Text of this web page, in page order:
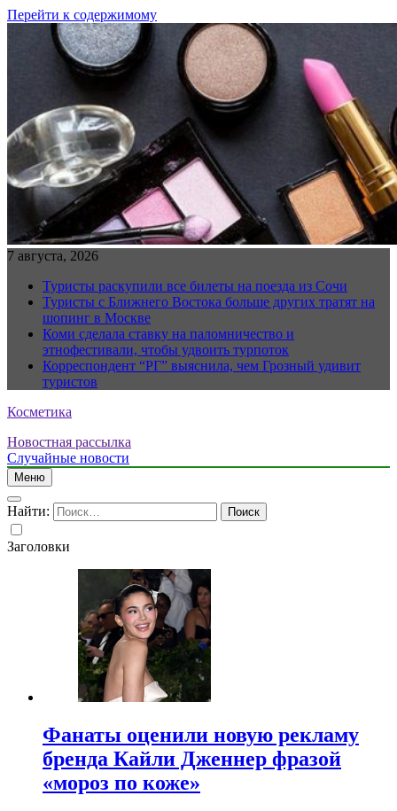
Перейти к содержимому
7 августа, 2026
Туристы раскупили все билеты на поезда из Сочи
Туристы с Ближнего Востока больше других тратят на
шопинг в Москве
Коми сделала ставку на паломничество и
этнофестивали, чтобы удвоить турпоток
Корреспондент “РГ” выяснила, чем Грозный удивит
туристов
Косметика
Новостная рассылка
Случайные новости
Меню
Найти:
Заголовки
Фанаты оценили новую рекламу
бренда Кайли Дженнер фразой
«мороз по коже»